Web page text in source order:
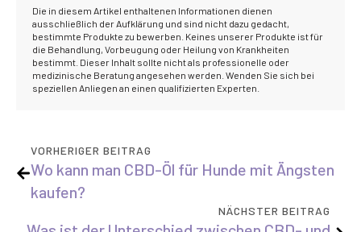
Die in diesem Artikel enthaltenen Informationen dienen
ausschließlich der Aufklärung und sind nicht dazu gedacht,
bestimmte Produkte zu bewerben. Keines unserer Produkte ist für
die Behandlung, Vorbeugung oder Heilung von Krankheiten
bestimmt. Dieser Inhalt sollte nicht als professionelle oder
medizinische Beratung angesehen werden. Wenden Sie sich bei
speziellen Anliegen an einen qualifizierten Experten.
VORHERIGER BEITRAG
Wo kann man CBD-Öl für Hunde mit Ängsten
kaufen?
NÄCHSTER BEITRAG